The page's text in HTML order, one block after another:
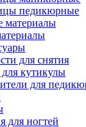
педикюрные
для снятия
кутикулы
для